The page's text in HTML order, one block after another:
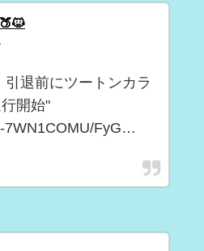
退前にツートンカラ
開始"
7WN1COMU/FyG…